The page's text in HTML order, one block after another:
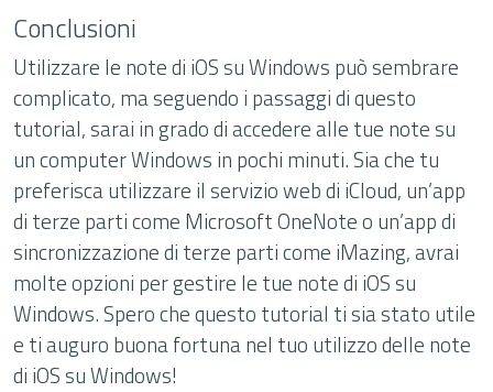
Conclusioni
Utilizzare le note di iOS su Windows può sembrare
complicato, ma seguendo i passaggi di questo
tutorial, sarai in grado di accedere alle tue note su
un computer Windows in pochi minuti. Sia che tu
preferisca utilizzare il servizio web di iCloud, un’app
di terze parti come Microsoft OneNote o un’app di
sincronizzazione di terze parti come iMazing, avrai
molte opzioni per gestire le tue note di iOS su
Windows. Spero che questo tutorial ti sia stato utile
e ti auguro buona fortuna nel tuo utilizzo delle note
di iOS su Windows!